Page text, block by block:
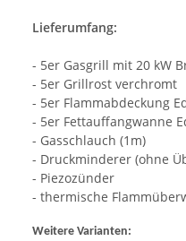
Lieferumfang:
- 5er Gasgrill mit 20 kW
- 5er Grillrost verchromt
- 5er Flammabdeckung
- 5er Fettauffangwanne
- Gasschlauch (1m)
- Druckminderer (ohne
- Piezozünder
- thermische
Weitere Varianten: